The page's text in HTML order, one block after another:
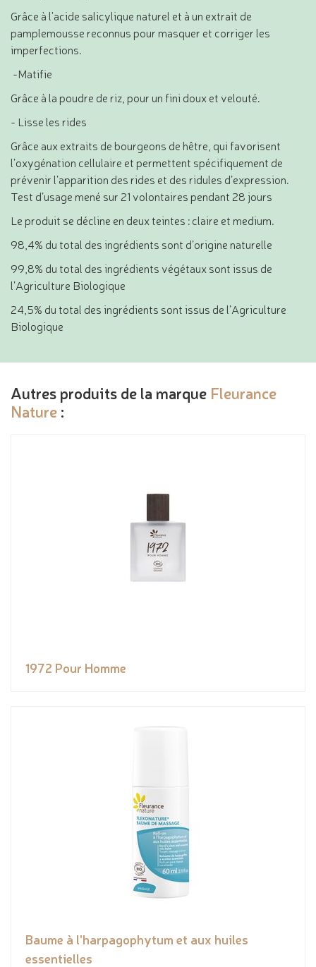
Grâce à l'acide salicylique naturel et à un extrait de
pamplemousse reconnus pour masquer et corriger les
imperfections.
-Matifie
Grâce à la poudre de riz, pour un fini doux et velouté.
- Lisse les rides
Grâce aux extraits de bourgeons de hêtre, qui favorisent
l’oxygénation cellulaire et permettent spécifiquement de
prévenir l’apparition des rides et des ridules d’expression.
Test d’usage mené sur 21 volontaires pendant 28 jours
Le produit se décline en deux teintes : claire et medium.
98,4% du total des ingrédients sont d’origine naturelle
99,8% du total des ingrédients végétaux sont issus de
l’Agriculture Biologique
24,5% du total des ingrédients sont issus de l’Agriculture
Biologique
Autres produits de la marque Fleurance
Nature :
1972 Pour Homme
Baume à l'harpagophytum et aux huiles
essentielles